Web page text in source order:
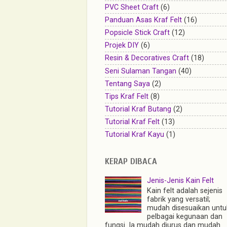
PVC Sheet Craft (6)
Panduan Asas Kraf Felt (16)
Popsicle Stick Craft (12)
Projek DIY (6)
Resin & Decoratives Craft (18)
Seni Sulaman Tangan (40)
Tentang Saya (2)
Tips Kraf Felt (8)
Tutorial Kraf Butang (2)
Tutorial Kraf Felt (13)
Tutorial Kraf Kayu (1)
KERAP DIBACA
Jenis-Jenis Kain Felt
Kain felt adalah sejenis
fabrik yang versatil;
mudah disesuaikan
pelbagai kegunaan dan
fungsi. Ia mudah diurus dan mudah